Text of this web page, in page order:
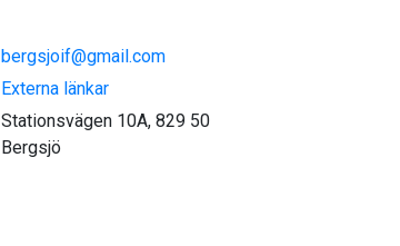
bergsjoif@gmail.com
Externa länkar
Stationsvägen 10A, 829 50
Bergsjö